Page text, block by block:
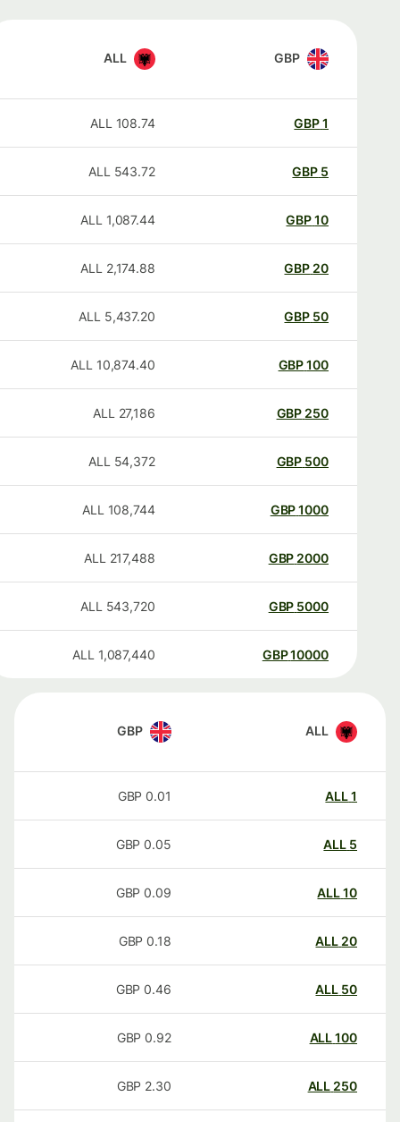
GBP
ALL
GBP
108.74
ALL
GBP
543.72
ALL
GBP
1,087.44
ALL
20
GBP
2,174.88
ALL
50
GBP
5,437.20
ALL
100
GBP
10,874.40
ALL
250
GBP
27,186
ALL
500
GBP
54,372
ALL
1000
GBP
108,744
ALL
2000
GBP
217,488
ALL
5000
GBP
543,720
ALL
10000
GBP
1,087,440
ALL
ALL
GBP
ALL
0.01
GBP
ALL
0.05
GBP
ALL
0.09
GBP
20
ALL
0.18
GBP
50
ALL
0.46
GBP
100
ALL
0.92
GBP
250
ALL
2.30
GBP